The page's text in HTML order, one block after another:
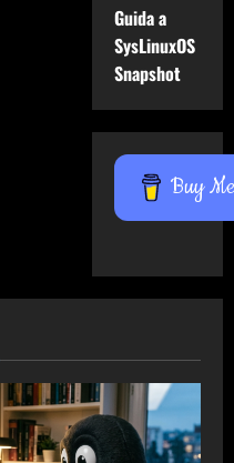
Guida a
SysLinuxOS
Snapshot
Buy